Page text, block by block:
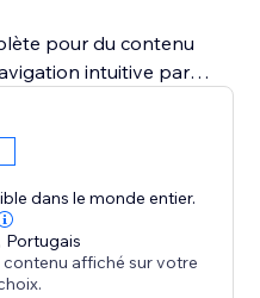
pour du contenu
intuitive par
cette
flipbooks captivants.
d'une barre
faciles, les
idéaux pour
brochures et plus
dans le monde entier.
Portugais
affiché sur votre